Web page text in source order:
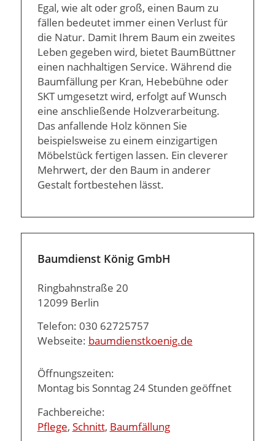
Egal, wie alt oder groß, einen Baum zu
fällen bedeutet immer einen Verlust für
die Natur. Damit Ihrem Baum ein zweites
Leben gegeben wird, bietet BaumBüttner
einen nachhaltigen Service. Während die
Baumfällung per Kran, Hebebühne oder
SKT umgesetzt wird, erfolgt auf Wunsch
eine anschließende Holzverarbeitung.
Das anfallende Holz können Sie
beispielsweise zu einem einzigartigen
Möbelstück fertigen lassen. Ein cleverer
Mehrwert, der den Baum in anderer
Gestalt fortbestehen lässt.
Baumdienst König GmbH
Ringbahnstraße 20
12099 Berlin
Telefon: 030 62725757
Webseite: baumdienstkoenig.de
Öffnungszeiten:
Montag bis Sonntag 24 Stunden geöffnet
Fachbereiche:
Pflege, Schnitt, Baumfällung